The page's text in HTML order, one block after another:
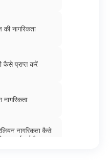
की नागरिकता
कैसे प्राप्त करें
नागरिकता
नागरिकता कैसे
समझाई गई है